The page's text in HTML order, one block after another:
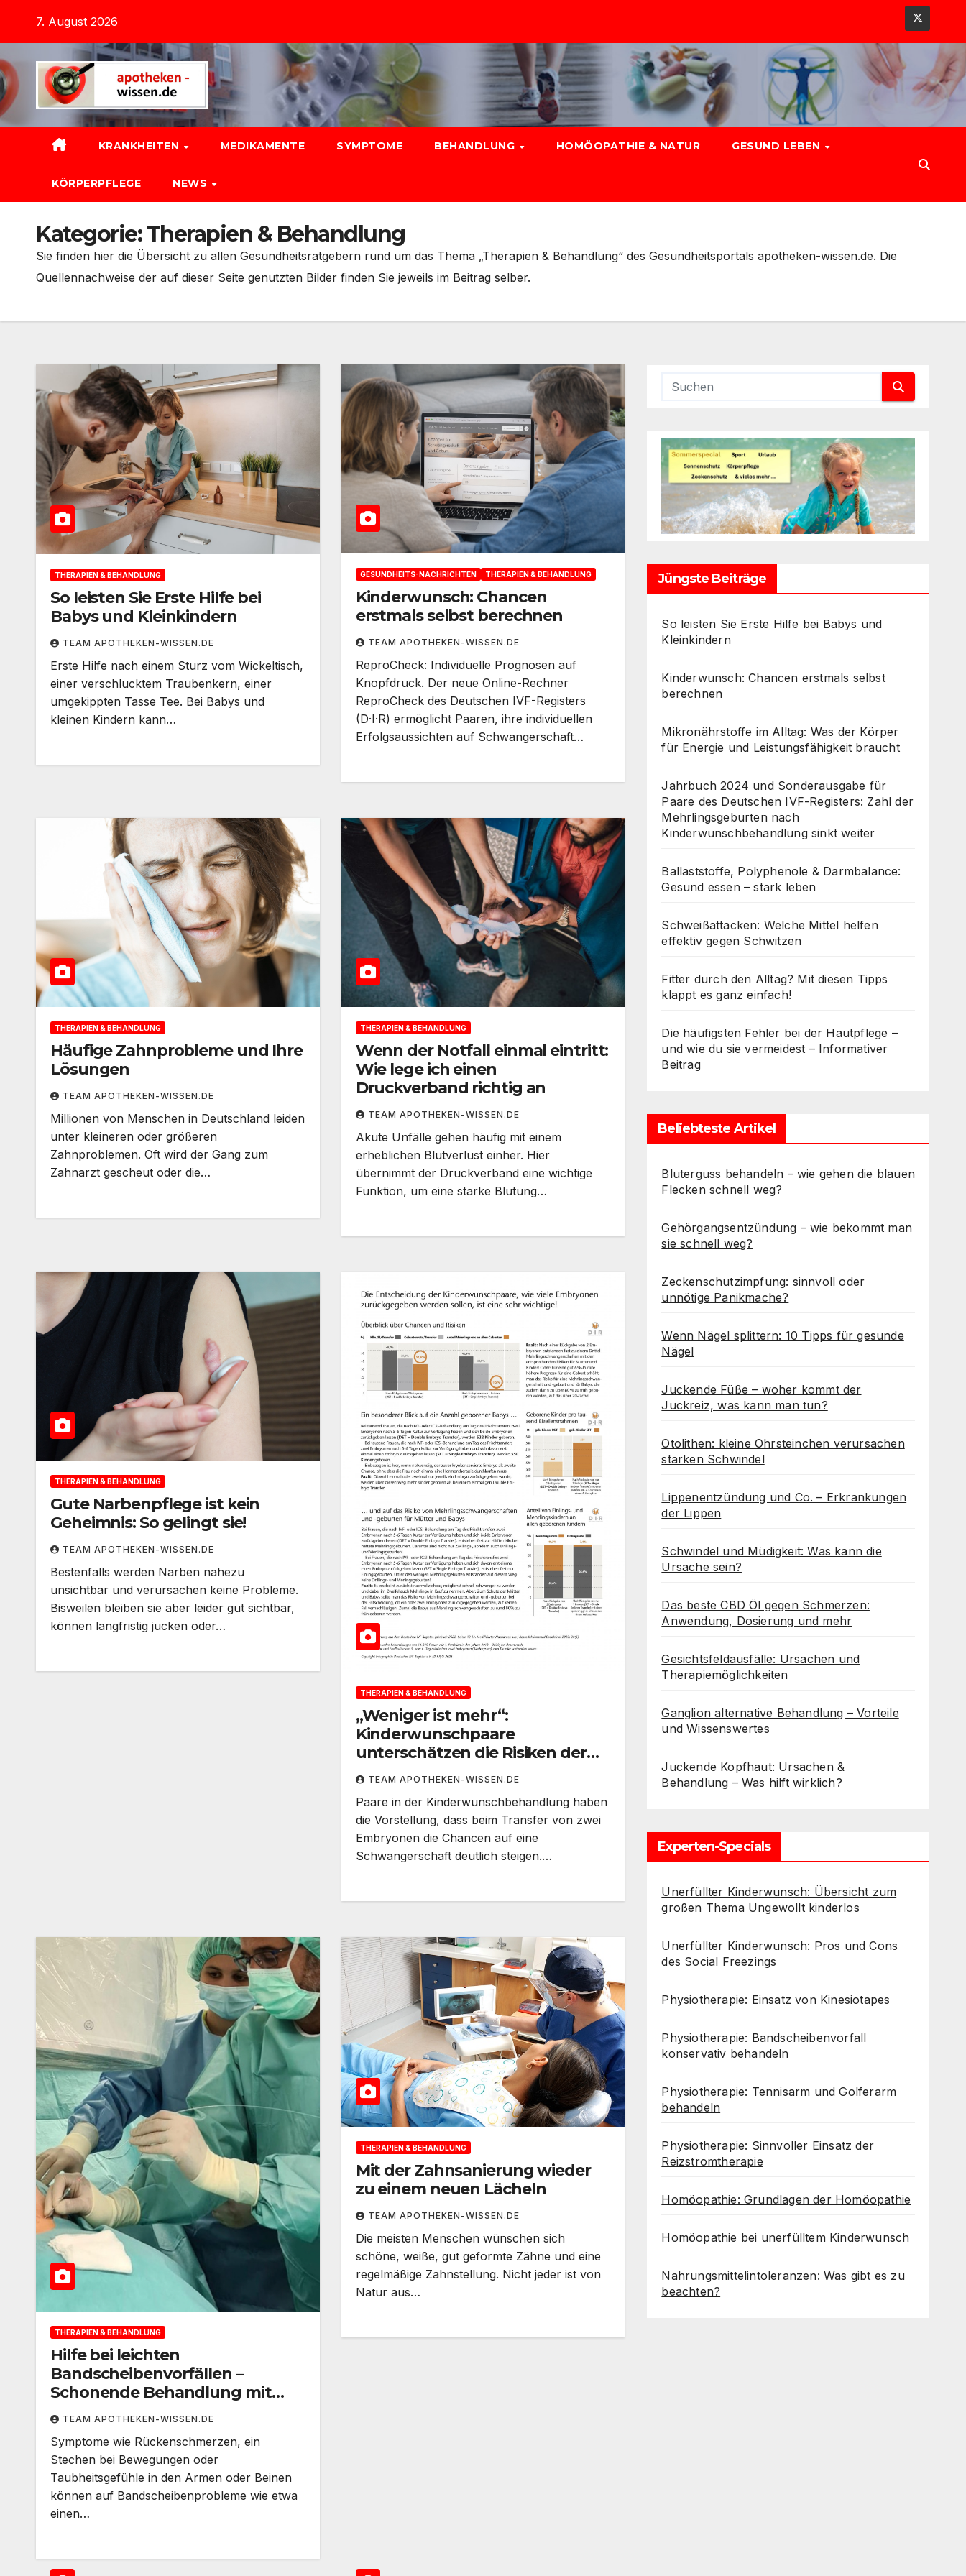
7. August 2026
KRANKHEITEN MEDIKAMENTE SYMPTOME BEHANDLUNG HOMÖOPATHIE & NATUR GESUND LEBEN
KÖRPERPFLEGE NEWS
Kategorie:Therapien & Behandlung
Sie finden hier die Übersicht zu allen Gesundheitsratgebern rund um das Thema „Therapien & Behandlung“ des Gesundheitsportals apotheken-wissen.de. Die
Quellennachweise der auf dieser Seite genutzten Bilder finden Sie jeweils im Beitrag selber.
THERAPIEN & BEHANDLUNG
So leisten Sie Erste Hilfe bei
Babys und Kleinkindern
TEAM APOTHEKEN-WISSEN.DE
Erste Hilfe nach einem Sturz vom Wickeltisch,
einer verschlucktem Traubenkern, einer
umgekippten Tasse Tee. Bei Babys und
kleinen Kindern kann…
GESUNDHEITS-NACHRICHTEN THERAPIEN & BEHANDLUNG
Kinderwunsch: Chancen
erstmals selbst berechnen
TEAM APOTHEKEN-WISSEN.DE
ReproCheck: Individuelle Prognosen auf
Knopfdruck. Der neue Online-Rechner
ReproCheck des Deutschen IVF-Registers
(D·I·R) ermöglicht Paaren, ihre individuellen
Erfolgsaussichten auf Schwangerschaft…
THERAPIEN & BEHANDLUNG
Häufige Zahnprobleme und Ihre
Lösungen
TEAM APOTHEKEN-WISSEN.DE
Millionen von Menschen in Deutschland leiden
unter kleineren oder größeren
Zahnproblemen. Oft wird der Gang zum
Zahnarzt gescheut oder die…
THERAPIEN & BEHANDLUNG
Wenn der Notfall einmal eintritt:
Wie lege ich einen
Druckverband richtig an
TEAM APOTHEKEN-WISSEN.DE
Akute Unfälle gehen häufig mit einem
erheblichen Blutverlust einher. Hier
übernimmt der Druckverband eine wichtige
Funktion, um eine starke Blutung…
THERAPIEN & BEHANDLUNG
Gute Narbenpflege ist kein
Geheimnis: So gelingt sie!
TEAM APOTHEKEN-WISSEN.DE
Bestenfalls werden Narben nahezu
unsichtbar und verursachen keine Probleme.
Bisweilen bleiben sie aber leider gut sichtbar,
können langfristig jucken oder…
THERAPIEN & BEHANDLUNG
„Weniger ist mehr“:
Kinderwunschpaare
unterschätzen die Risiken der
Mehrlingsschwangerschaft
TEAM APOTHEKEN-WISSEN.DE
Paare in der Kinderwunschbehandlung haben
die Vorstellung, dass beim Transfer von zwei
Embryonen die Chancen auf eine
Schwangerschaft deutlich steigen.…
THERAPIEN & BEHANDLUNG
Hilfe bei leichten
Bandscheibenvorfällen –
Schonende Behandlung mit
perkutaner Laser-Diskus-
Dekompression
TEAM APOTHEKEN-WISSEN.DE
Symptome wie Rückenschmerzen, ein
Stechen bei Bewegungen oder
Taubheitsgefühle in den Armen oder Beinen
können auf Bandscheibenprobleme wie etwa
einen…
THERAPIEN & BEHANDLUNG
Mit der Zahnsanierung wieder
zu einem neuen Lächeln
TEAM APOTHEKEN-WISSEN.DE
Die meisten Menschen wünschen sich
schöne, weiße, gut geformte Zähne und eine
regelmäßige Zahnstellung. Nicht jeder ist von
Natur aus…
Jüngste Beiträge
So leisten Sie Erste Hilfe bei Babys und
Kleinkindern
Kinderwunsch: Chancen erstmals selbst
berechnen
Mikronährstoffe im Alltag: Was der Körper
für Energie und Leistungsfähigkeit braucht
Jahrbuch 2024 und Sonderausgabe für
Paare des Deutschen IVF-Registers: Zahl der
Mehrlingsgeburten nach
Kinderwunschbehandlung sinkt weiter
Ballaststoffe, Polyphenole & Darmbalance:
Gesund essen – stark leben
Schweißattacken: Welche Mittel helfen
effektiv gegen Schwitzen
Fitter durch den Alltag? Mit diesen Tipps
klappt es ganz einfach!
Die häufigsten Fehler bei der Hautpflege –
und wie du sie vermeidest – Informativer
Beitrag
Beliebteste Artikel
Bluterguss behandeln – wie gehen die blauen
Flecken schnell weg?
Gehörgangsentzündung – wie bekommt man
sie schnell weg?
Zeckenschutzimpfung: sinnvoll oder
unnötige Panikmache?
Wenn Nägel splittern: 10 Tipps für gesunde
Nägel
Juckende Füße – woher kommt der
Juckreiz, was kann man tun?
Otolithen: kleine Ohrsteinchen verursachen
starken Schwindel
Lippenentzündung und Co. – Erkrankungen
der Lippen
Schwindel und Müdigkeit: Was kann die
Ursache sein?
Das beste CBD Öl gegen Schmerzen:
Anwendung, Dosierung und mehr
Gesichtsfeldausfälle: Ursachen und
Therapiemöglichkeiten
Ganglion alternative Behandlung – Vorteile
und Wissenswertes
Juckende Kopfhaut: Ursachen &
Behandlung – Was hilft wirklich?
Experten-Specials
Unerfüllter Kinderwunsch: Übersicht zum
großen Thema Ungewollt kinderlos
Unerfüllter Kinderwunsch: Pros und Cons
des Social Freezings
Physiotherapie: Einsatz von Kinesiotapes
Physiotherapie: Bandscheibenvorfall
konservativ behandeln
Physiotherapie: Tennisarm und Golferarm
behandeln
Physiotherapie: Sinnvoller Einsatz der
Reizstromtherapie
Homöopathie: Grundlagen der Homöopathie
Homöopathie bei unerfülltem Kinderwunsch
Nahrungsmittelintoleranzen: Was gibt es zu
beachten?